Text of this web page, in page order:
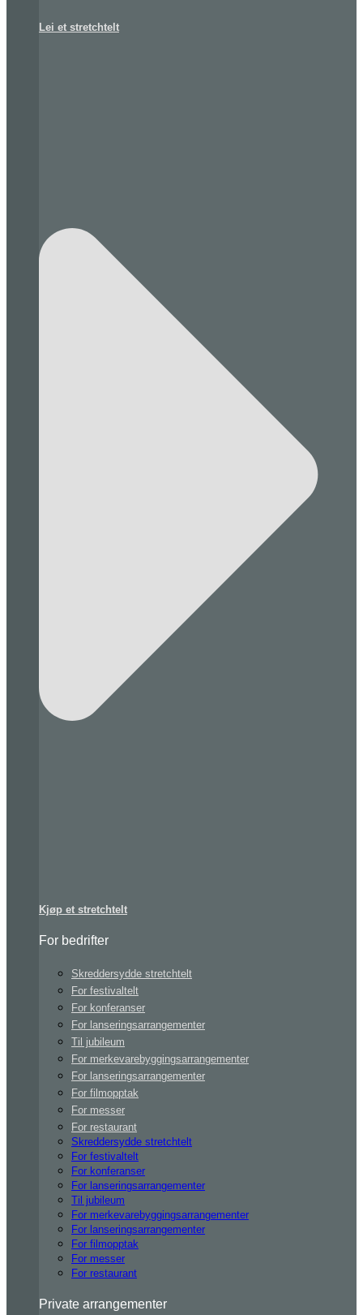
Lei et stretchtelt
Kjøp et stretchtelt
For bedrifter
Skreddersydde stretchtelt
For festivaltelt
For konferanser
For lanseringsarrangementer
Til jubileum
For merkevarebyggingsarrangementer
For lanseringsarrangementer
For filmopptak
For messer
For restaurant
Skreddersydde stretchtelt
For festivaltelt
For konferanser
For lanseringsarrangementer
Til jubileum
For merkevarebyggingsarrangementer
For lanseringsarrangementer
For filmopptak
For messer
For restaurant
Private arrangementer